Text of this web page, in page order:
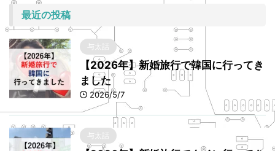
最近の投稿
与太話
【2026年】新婚旅行で韓国に行ってき
ました
2026/5/7
与太話